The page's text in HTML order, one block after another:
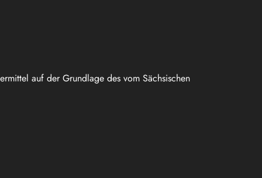
auf der Grundlage des vom Sächsischen